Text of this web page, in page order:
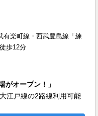
有楽町線・西武豊島線「練
歩12分
がオープン！」
江戸線の2路線利用可能